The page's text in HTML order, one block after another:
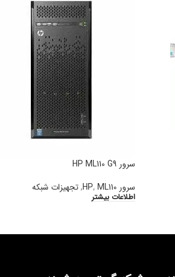
سرور HP ML110 G9
سرور HP
, ML110
,تجهیزات شبکه
اطلاعات بیشتر